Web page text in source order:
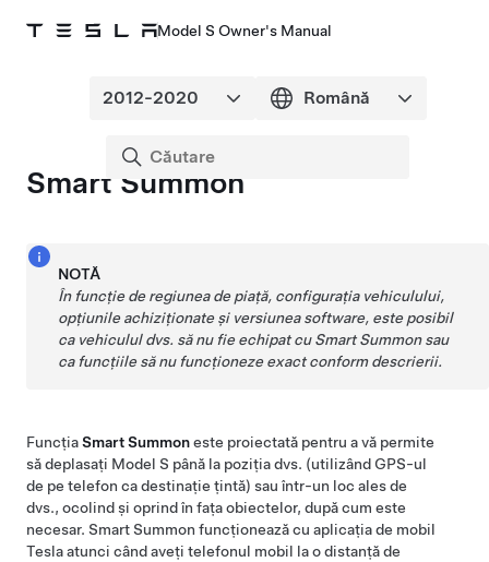
Model S Owner's Manual
Smart Summon
NOTĂ
În funcție de regiunea de piață, configurația vehiculului,
opțiunile achiziționate și versiunea software, este posibil
ca vehiculul dvs. să nu fie echipat cuSmart Summonsau
ca funcțiile să nu funcționeze exact conform descrierii.
FuncțiaSmartSummoneste proiectată pentru a vă permite
să deplasați Model S până la poziția dvs. (utilizând GPS-ul
de pe telefon ca destinație țintă) sau într-un loc ales de
dvs., ocolind și oprind în fața obiectelor, după cum este
necesar. Smart Summon funcționează cu aplicația de mobil
Tesla atunci când aveți telefonul mobil la o distanță de